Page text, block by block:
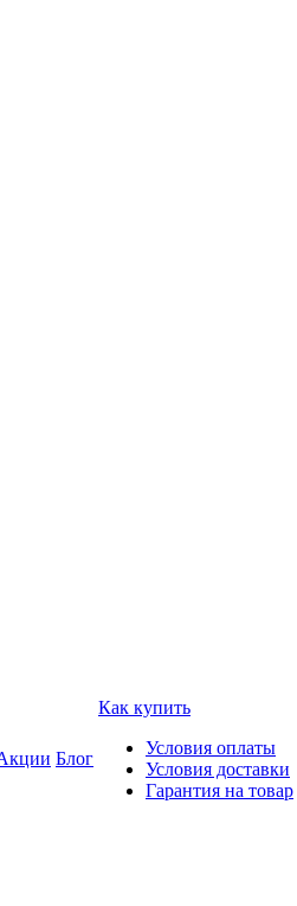
Блог
Как купить
Условия оплаты
Условия доставки
Гарантия на товар